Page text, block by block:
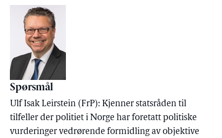
Spørsmål
Ulf Isak Leirstein (FrP): Kjenner statsråden til
tilfeller der politiet i Norge har foretatt politiske
vurderinger vedrørende formidling av objektive